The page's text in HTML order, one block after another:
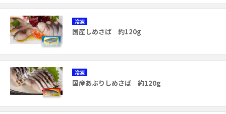
冷凍
国産しめさば 約120g
冷凍
国産あぶりしめさば 約120g